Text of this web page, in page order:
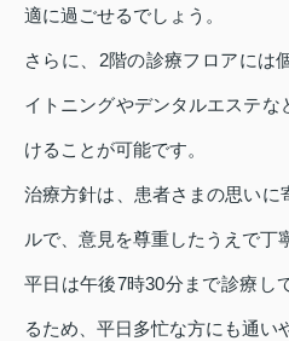
適に過ごせるでしょう。
さらに、2階の診療フロアには
イトニングやデンタルエステな
けることが可能です。
治療方針は、患者さまの思いに
ルで、意見を尊重したうえで丁
平日は午後7時30分まで診療し
るため、平日多忙な方にも通い